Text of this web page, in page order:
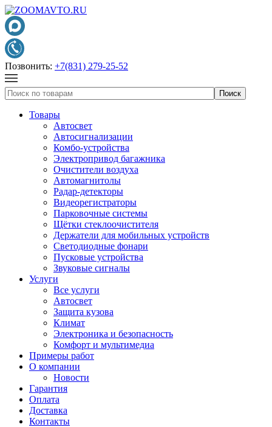
Позвонить: +7(831) 279-25-52
Товары
Автосвет
Автосигнализации
Комбо-устройства
Электропривод багажника
Очистители воздуха
Автомагнитолы
Радар-детекторы
Видеорегистраторы
Парковочные системы
Щётки стеклоочистителя
Держатели для мобильных устройств
Светодиодные фонари
Пусковые устройства
Звуковые сигналы
Услуги
Все услуги
Автосвет
Защита кузова
Климат
Электроника и безопасность
Комфорт и мультимедиа
Примеры работ
О компании
Новости
Гарантия
Оплата
Доставка
Контакты